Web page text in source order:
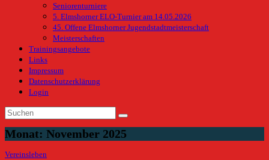
Seniorenturniere
5. Elmshorner ELO-Turnier am 14.05.2026
45. Offene Elmshorner Jugendstadtmeisterschaft
Meisterschaften
Trainingsangebote
Links
Impressum
Datenschutzerklärung
Login
Monat: November 2025
Vereinsleben